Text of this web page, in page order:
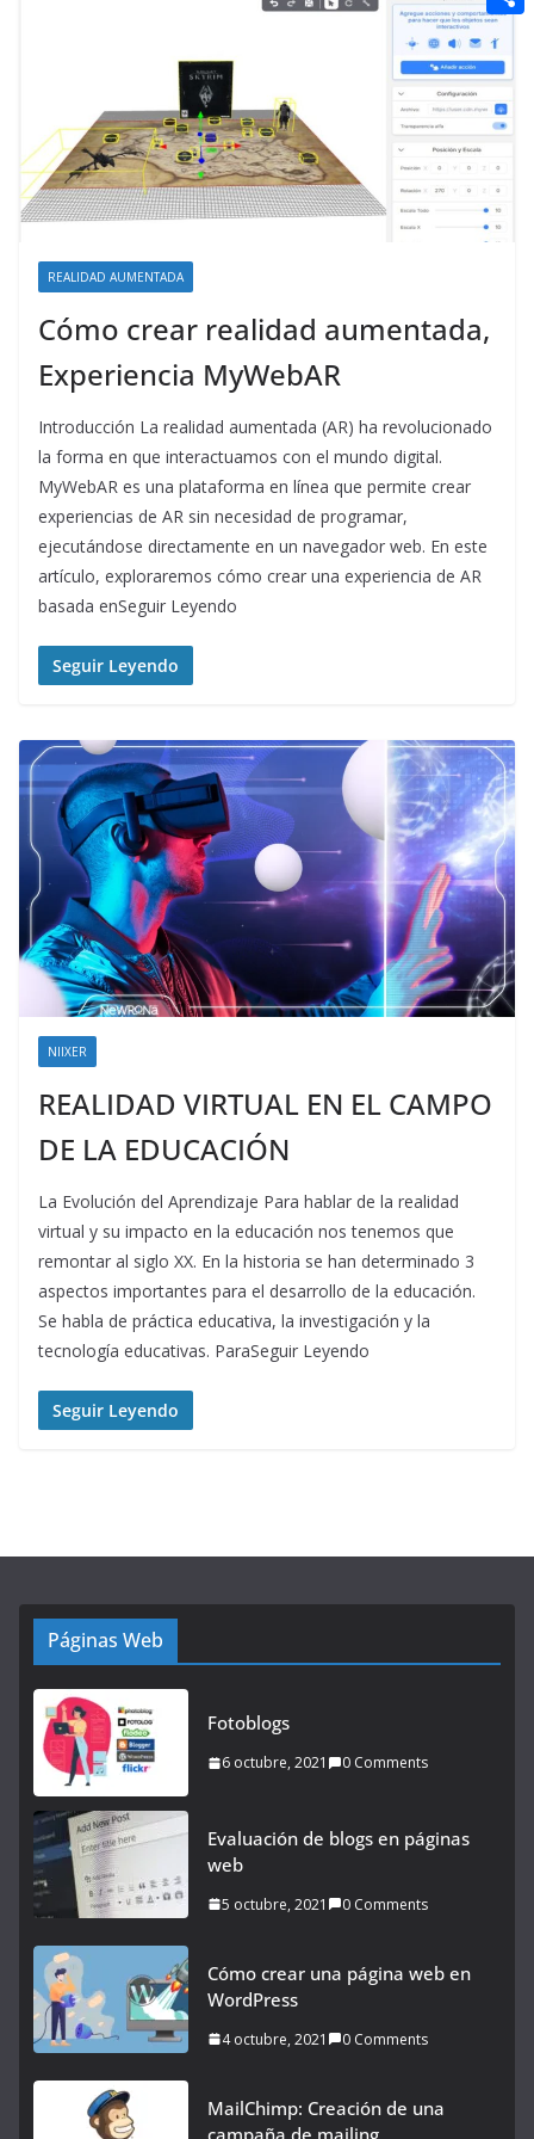
REALIDAD AUMENTADA
Cómo crear realidad aumentada,
Experiencia MyWebAR
Introducción La realidad aumentada (AR) ha revolucionado
la forma en que interactuamos con el mundo digital.
MyWebAR es una plataforma en línea que permite crear
experiencias de AR sin necesidad de programar,
ejecutándose directamente en un navegador web. En este
artículo, exploraremos cómo crear una experiencia de AR
basada enSeguir Leyendo
Seguir Leyendo
NIIXER
REALIDAD VIRTUAL EN EL CAMPO
DE LA EDUCACIÓN
La Evolución del Aprendizaje Para hablar de la realidad
virtual y su impacto en la educación nos tenemos que
remontar al siglo XX. En la historia se han determinado 3
aspectos importantes para el desarrollo de la educación.
Se habla de práctica educativa, la investigación y la
tecnología educativas. ParaSeguir Leyendo
Seguir Leyendo
Páginas Web
Fotoblogs
6 octubre, 2021 0 Comments
Evaluación de blogs en páginas
web
5 octubre, 2021 0 Comments
Cómo crear una página web en
WordPress
4 octubre, 2021 0 Comments
MailChimp: Creación de una
campaña de mailing
n
g
e
e
r
e
r
e
a
i
e
d
d
i
C
o
m
a
r
r